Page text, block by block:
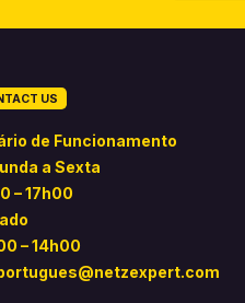
US
de Funcionamento
a Sexta
– 17h00
– 14h00